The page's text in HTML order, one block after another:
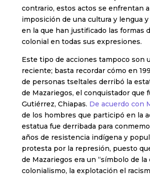
contrario, estos actos se enfrentan a
imposición de una cultura y lengua y
en la que han justificado las formas
colonial en todas sus expresiones.
Este tipo de acciones tampoco son
reciente; basta recordar cómo en
de personas tseltales derribó la
de Mazariegos, el conquistador que
Gutiérrez, Chiapas. De acuerdo con
de los hombres que participó en la
estatua fue derribada para
años de resistencia indígena y
protesta por la represión, puesto
de Mazariegos era un “símbolo de la
colonialismo, la explotación el